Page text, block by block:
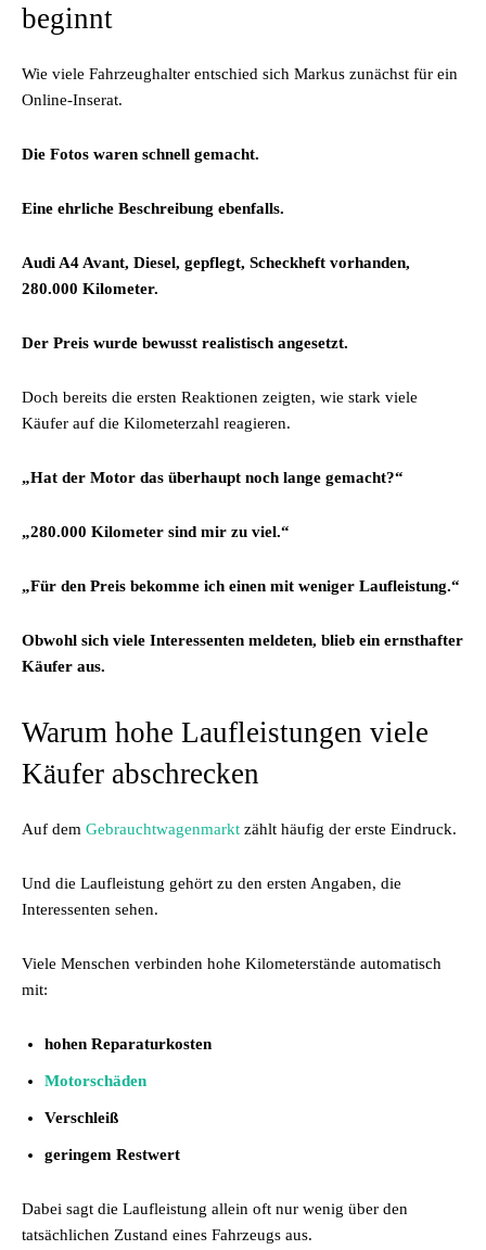
beginnt
Wie viele Fahrzeughalter entschied sich Markus zunächst für ein
Online-Inserat.
Die Fotos waren schnell gemacht.
Eine ehrliche Beschreibung ebenfalls.
Audi A4 Avant, Diesel, gepflegt, Scheckheft vorhanden,
280.000 Kilometer.
Der Preis wurde bewusst realistisch angesetzt.
Doch bereits die ersten Reaktionen zeigten, wie stark viele
Käufer auf die Kilometerzahl reagieren.
„Hat der Motor das überhaupt noch lange gemacht?“
„280.000 Kilometer sind mir zu viel.“
„Für den Preis bekomme ich einen mit weniger Laufleistung.“
Obwohl sich viele Interessenten meldeten, blieb ein ernsthafter
Käufer aus.
Warum hohe Laufleistungen viele
Käufer abschrecken
Auf dem Gebrauchtwagenmarkt zählt häufig der erste Eindruck.
Und die Laufleistung gehört zu den ersten Angaben, die
Interessenten sehen.
Viele Menschen verbinden hohe Kilometerstände automatisch
mit:
hohen Reparaturkosten
Motorschäden
Verschleiß
geringem Restwert
Dabei sagt die Laufleistung allein oft nur wenig über den
tatsächlichen Zustand eines Fahrzeugs aus.